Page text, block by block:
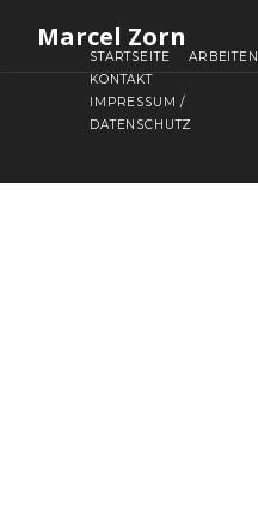
Marcel Zorn
STARTSEITE
ARBEITEN
KONTAKT
IMPRESSUM /
DATENSCHUTZ